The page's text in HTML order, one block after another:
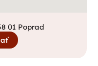
01 Poprad